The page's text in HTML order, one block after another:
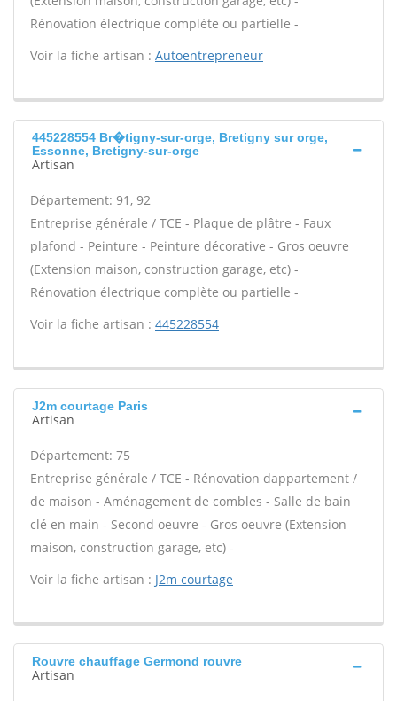
Rénovation électrique complète ou partielle -
Voir la fiche artisan : Autoentrepreneur
445228554 Br�tigny-sur-orge, Bretigny sur orge,
Essonne, Bretigny-sur-orge
Artisan
Département: 91, 92
Entreprise générale / TCE - Plaque de plâtre - Faux
plafond - Peinture - Peinture décorative - Gros oeuvre
(Extension maison, construction garage, etc) -
Rénovation électrique complète ou partielle -
Voir la fiche artisan : 445228554
J2m courtage Paris
Artisan
Département: 75
Entreprise générale / TCE - Rénovation dappartement /
de maison - Aménagement de combles - Salle de bain
clé en main - Second oeuvre - Gros oeuvre (Extension
maison, construction garage, etc) -
Voir la fiche artisan : J2m courtage
Rouvre chauffage Germond rouvre
Artisan